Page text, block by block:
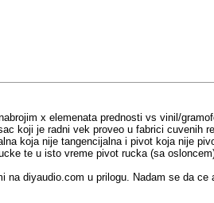
x elemenata prednosti vs vinil/
koji je radni vek proveo u fabrici cuvenih
koja nije tangencijalna i pivot koja nije
te u isto vreme pivot rucka (sa
diyaudio.com u prilogu. Nadam se da ce